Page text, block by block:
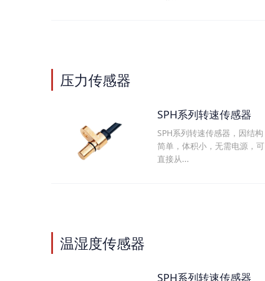
压力传感器
SPH系列转速传感器
SPH系列转速传感器，因结构
简单，体积小，无需电源，可
直接从...
温湿度传感器
SPH系列转速传感器